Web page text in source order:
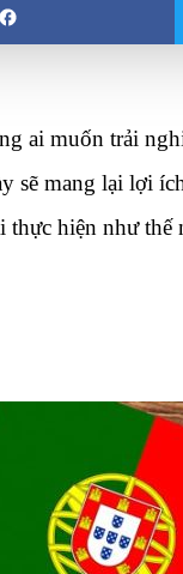
ai muốn trải
sẽ mang lại lợi
hiện như thế